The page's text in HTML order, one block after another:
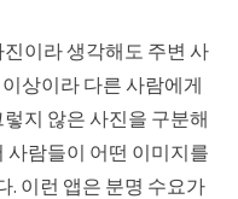
이라 생각해도 주변 사
상이라 다른 사람에게
지 않은 사진을 구분해
사람들이 어떤 이미지를
. 이런 앱은 분명 수요가